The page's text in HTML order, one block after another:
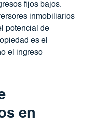
fijos bajos.
inmobiliarios
potencial de
es el
el ingreso
​​en